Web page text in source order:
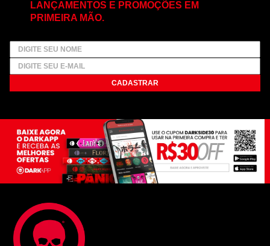
LANÇAMENTOS E PROMOÇÕES EM
PRIMEIRA MÃO.
CADASTRAR